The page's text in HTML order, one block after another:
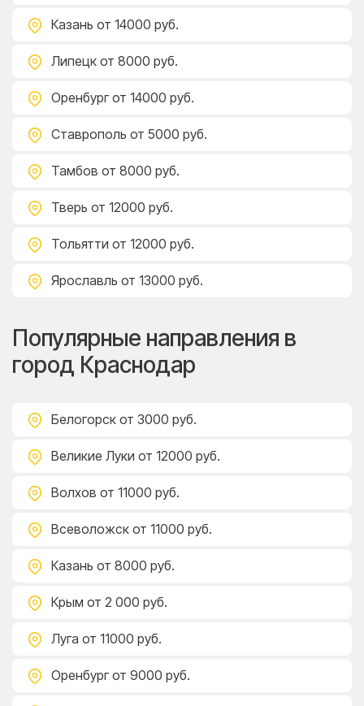
Казань от 14000 руб.
Липецк от 8000 руб.
Оренбург от 14000 руб.
Ставрополь от 5000 руб.
Тамбов от 8000 руб.
Тверь от 12000 руб.
Тольятти от 12000 руб.
Ярославль от 13000 руб.
Популярные направления в
город Краснодар
Белогорск от 3000 руб.
Великие Луки от 12000 руб.
Волхов от 11000 руб.
Всеволожск от 11000 руб.
Казань от 8000 руб.
Крым от 2 000 руб.
Луга от 11000 руб.
Оренбург от 9000 руб.